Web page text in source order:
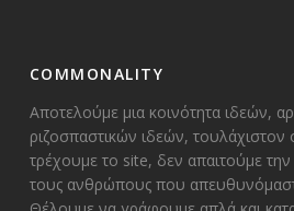
COMMONALITY
Αποτελούμε μια κοινότητα ιδεών,
ριζοσπαστικών ιδεών,
τρέχουμε το site, δεν απαιτούμε την
τους ανθρώπους που